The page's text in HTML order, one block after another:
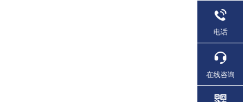
电话
在线咨询